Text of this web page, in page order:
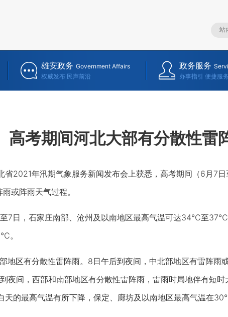
雄安政务 Government Affairs
权威发布 民声前沿
政务服务
办事指引 便捷服
高考期间河北大部有分散性雷
省2021年汛期气象服务新闻发布会上获悉，高考期间（6月7
或阵雨天气过程。
日，石家庄南部、沧州及以南地区最高气温可达34℃至
。
区有分散性雷阵雨。8日午后到夜间，中北部地区有雷阵雨
夜间，西部和南部地区有分散性雷阵雨，雷雨时局地伴有短
天的最高气温有所下降，保定、廊坊及以南地区最高气温